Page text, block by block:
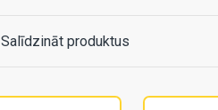
Salīdzināt produktus